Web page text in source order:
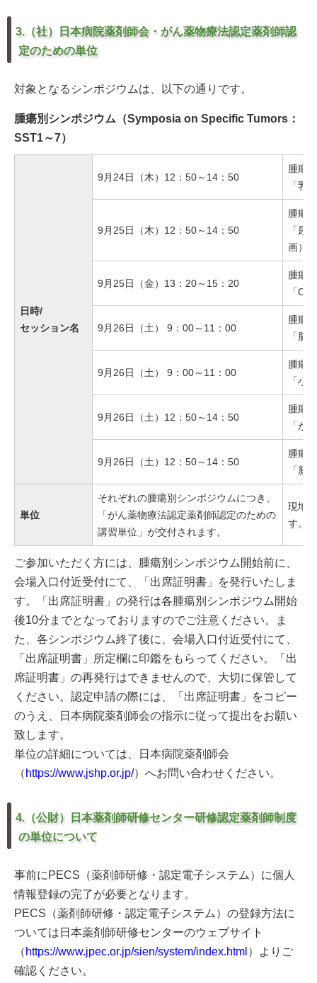
3.（社）日本病院薬剤師会・がん薬物療法認定薬剤師認
定のための単位
対象となるシンポジウムは、以下の通りです。
腫瘍別シンポジウム（Symposia on Specific Tumors：
SST1～7）
日時/
セッション名
9月24日（木）12：50～14：50
腫瘍
「乳
9月25日（木）12：50～14：50
腫瘍
「尿
画）
9月25日（金）13：20～15：20
腫瘍
「
9月26日（土） 9：00～11：00
腫瘍
「脳
9月26日（土） 9：00～11：00
腫瘍
「小
9月26日（土）12：50～14：50
腫瘍
「が
9月26日（土）12：50～14：50
腫瘍
「新
単位
それぞれの腫瘍別シンポジウムにつき、
「がん薬物療法認定薬剤師認定のための
講習単位」が交付されます。
現地
す。
ご参加いただく方には、腫瘍別シンポジウム開始前に、
会場入口付近受付にて、「出席証明書」を発行いたしま
す。「出席証明書」の発行は各腫瘍別シンポジウム開始
後10分までとなっておりますのでご注意ください。ま
た、各シンポジウム終了後に、会場入口付近受付にて、
「出席証明書」所定欄に印鑑をもらってください。「出
席証明書」の再発行はできませんので、大切に保管して
ください。認定申請の際には、「出席証明書」をコピー
のうえ、日本病院薬剤師会の指示に従って提出をお願い
致します。
単位の詳細については、日本病院薬剤師会
（ https://www.jshp.or.jp/）へお問い合わせください。
4.（公財）日本薬剤師研修センター研修認定薬剤師制度
の単位について
事前にPECS（薬剤師研修・認定電子システム）に個人
情報登録の完了が必要となります。
PECS（薬剤師研修・認定電子システム）の登録方法に
ついては日本薬剤師研修センターのウェブサイト
（ https://www.jpec.or.jp/sien/system/index.html ）よりご
確認ください。